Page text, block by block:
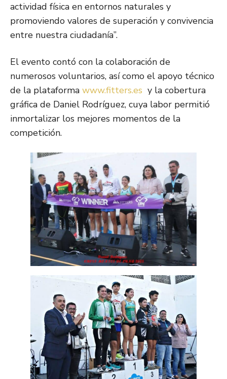
actividad física en entornos naturales y
promoviendo valores de superación y convivencia
entre nuestra ciudadanía”.
El evento contó con la colaboración de
numerosos voluntarios, así como el apoyo técnico
de la plataforma www.fitters.es y la cobertura
gráfica de Daniel Rodríguez, cuya labor permitió
inmortalizar los mejores momentos de la
competición.